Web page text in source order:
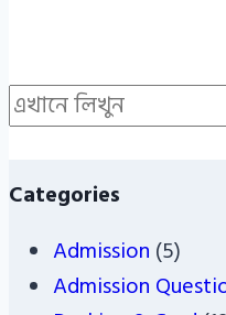
Search
Categories
Admission (5)
Admission